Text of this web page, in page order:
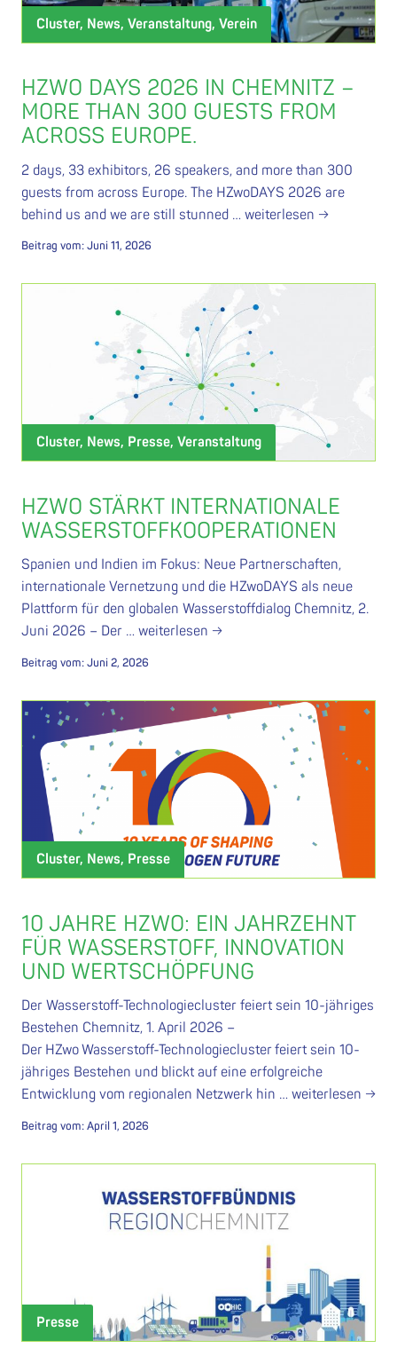
Cluster, News, Veranstaltung, Verein
HZWO DAYS 2026 IN CHEMNITZ –
MORE THAN 300 GUESTS FROM
ACROSS EUROPE.
2 days, 33 exhibitors, 26 speakers, and more than 300
guests from across Europe. The HZwoDAYS 2026 are
behind us and we are still stunned … weiterlesen →
Beitrag vom:Juni 11, 2026
Cluster, News, Presse, Veranstaltung
HZWO STÄRKT INTERNATIONALE
WASSERSTOFFKOOPERATIONEN
Spanien und Indien im Fokus: Neue Partnerschaften,
internationale Vernetzung und die HZwoDAYS als neue
Plattform für den globalen Wasserstoffdialog Chemnitz, 2.
Juni 2026 – Der … weiterlesen →
Beitrag vom:Juni 2, 2026
Cluster, News, Presse
10 JAHRE HZWO: EIN JAHRZEHNT
FÜR WASSERSTOFF, INNOVATION
UND WERTSCHÖPFUNG
Der Wasserstoff-Technologiecluster feiert sein 10-jähriges
Bestehen Chemnitz, 1. April 2026 –
Der HZwo Wasserstoff-Technologiecluster feiert sein 10-
jähriges Bestehen und blickt auf eine erfolgreiche
Entwicklung vom regionalen Netzwerk hin … weiterlesen →
Beitrag vom:April 1, 2026
Presse